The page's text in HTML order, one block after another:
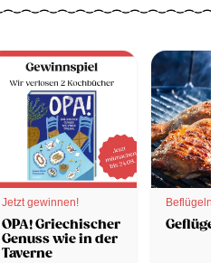
Jetzt gewinnen!
OPA! Griechischer
Genuss wie in der
Taverne